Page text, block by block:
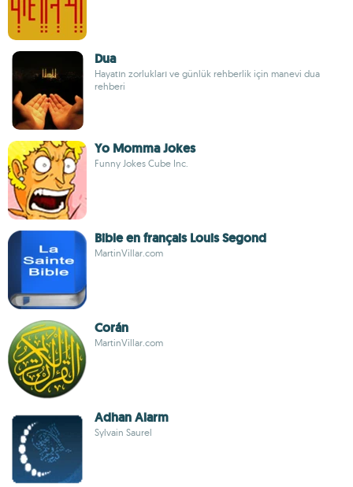
Dua
Hayatın zorlukları ve günlük rehberlik için manevi dua
rehberi
Yo Momma Jokes
Funny Jokes Cube Inc.
Bible en français Louis Segond
MartinVillar.com
Corán
MartinVillar.com
Adhan Alarm
Sylvain Saurel